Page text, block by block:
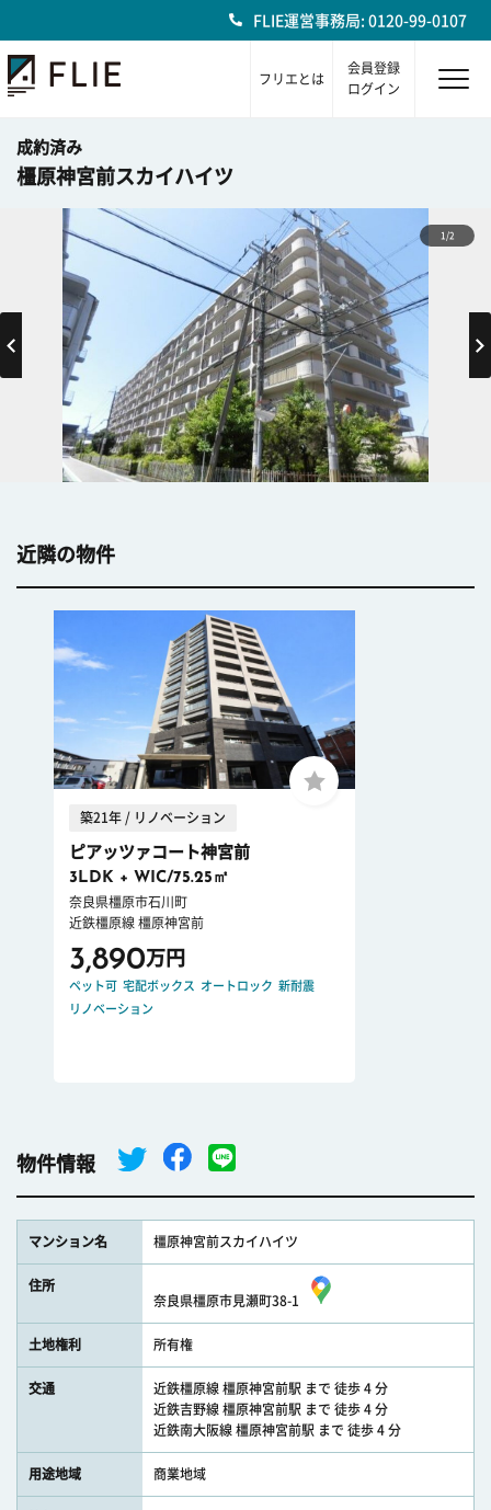
FLIE運営事務局: 0120-99-0107
フリエとは
会員登録
ログイン
成約済み
橿原神宮前スカイハイツ
1/2
近隣の物件
築21年 / リノベーション
ピアッツァコート神宮前
3LDK + WIC/75.25㎡
奈良県橿原市石川町
近鉄橿原線 橿原神宮前
3,890万円
ペット可 宅配ボックス オートロック 新耐震
リノベーション
物件情報
マンション名 橿原神宮前スカイハイツ
住所
奈良県橿原市見瀬町38-1
土地権利 所有権
交通
近鉄橿原線 橿原神宮前駅 まで 徒歩 4 分
近鉄吉野線 橿原神宮前駅 まで 徒歩 4 分
近鉄南大阪線 橿原神宮前駅 まで 徒歩 4 分
用途地域 商業地域